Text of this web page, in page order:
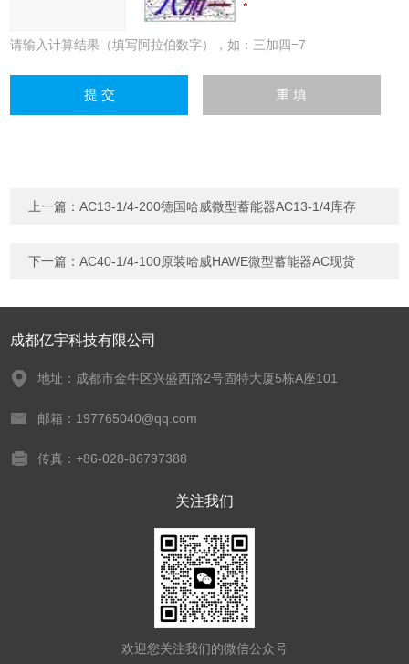
请输入计算结果（填写阿拉伯数字），如：三加四=7
上一篇：AC13-1/4-200德国哈威微型蓄能器AC13-1/4库存
下一篇：AC40-1/4-100原装哈威HAWE微型蓄能器AC现货
成都亿宇科技有限公司
地址：成都市金牛区兴盛西路2号固特大厦5栋A座101
邮箱：197765040@qq.com
传真：+86-028-86797388
关注我们
欢迎您关注我们的微信公众号